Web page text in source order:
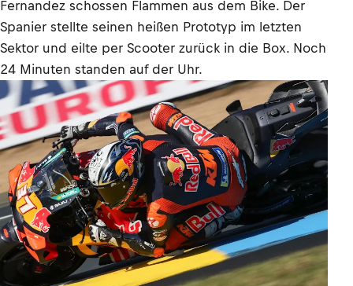
Fernandez schossen Flammen aus dem Bike. Der
Spanier stellte seinen heißen Prototyp im letzten
Sektor und eilte per Scooter zurück in die Box. Noch
24 Minuten standen auf der Uhr.